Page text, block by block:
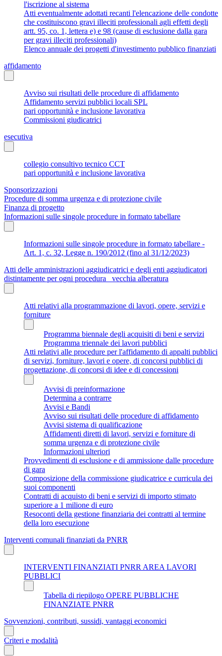
l'iscrizione al sistema
Atti eventualmente adottati recanti l'elencazione delle condotte
che costituiscono gravi illeciti professionali agli effetti degli
artt. 95, co. 1, lettera e) e 98 (cause di esclusione dalla gara
per gravi illeciti professionali)
Elenco annuale dei progetti d'investimento pubblico finanziati
affidamento
Avviso sui risultati delle procedure di affidamento
Affidamento servizi pubblici locali SPL
pari opportunità e inclusione lavorativa
Commissioni giudicatrici
esecutiva
collegio consultivo tecnico CCT
pari opportunità e inclusione lavorativa
Sponsorizzazioni
Procedure di somma urgenza e di protezione civile
Finanza di progetto
Informazioni sulle singole procedure in formato tabellare
Informazioni sulle singole procedure in formato tabellare -
Art. 1, c. 32, Legge n. 190/2012 (fino al 31/12/2023)
Atti delle amministrazioni aggiudicatrici e degli enti aggiudicatori
distintamente per ogni procedura_ vecchia alberatura
Atti relativi alla programmazione di lavori, opere, servizi e
forniture
Programma biennale degli acquisiti di beni e servizi
Programma triennale dei lavori pubblici
Atti relativi alle procedure per l'affidamento di appalti pubblici
di servizi, forniture, lavori e opere, di concorsi pubblici di
progettazione, di concorsi di idee e di concessioni
Avvisi di preinformazione
Determina a contrarre
Avvisi e Bandi
Avviso sui risultati delle procedure di affidamento
Avvisi sistema di qualificazione
Affidamenti diretti di lavori, servizi e forniture di
somma urgenza e di protezione civile
Informazioni ulteriori
Provvedimenti di esclusione e di ammissione dalle procedure
di gara
Composizione della commissione giudicatrice e curricula dei
suoi componenti
Contratti di acquisto di beni e servizi di importo stimato
superiore a 1 milione di euro
Resoconti della gestione finanziaria dei contratti al termine
della loro esecuzione
Interventi comunali finanziati da PNRR
INTERVENTI FINANZIATI PNRR AREA LAVORI
PUBBLICI
Tabella di riepilogo OPERE PUBBLICHE
FINANZIATE PNRR
Sovvenzioni, contributi, sussidi, vantaggi economici
Criteri e modalità